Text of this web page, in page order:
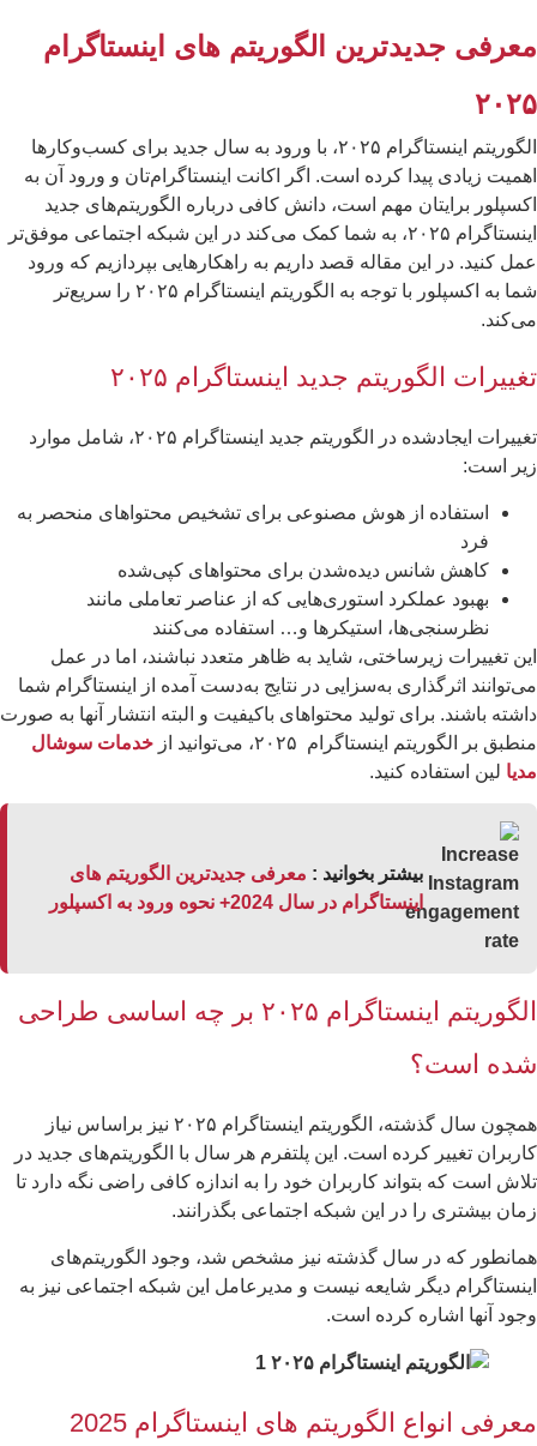
جدیدترین الگوریتم های اینستاگرام
الگوریتم اینستاگرام ۲۰۲۵، با ورود به سال جدید برای کسب‌وکارها
زیادی پیدا کرده است. اگر اکانت اینستاگرام‌تان و ورود آن به
برایتان مهم است، دانش کافی درباره الگوریتم‌های جدید
اینستاگرام ۲۰۲۵، به شما کمک می‌کند در این شبکه اجتماعی موفق‌تر
کنید. در این مقاله قصد داریم به راهکارهایی بپردازیم که ورود
شما به اکسپلور با توجه به الگوریتم اینستاگرام ۲۰۲۵ را سریع‌تر
الگوریتم جدید اینستاگرام ۲۰۲۵
تغییرات ایجادشده در الگوریتم جدید اینستاگرام ۲۰۲۵، شامل موارد
است:
استفاده از هوش مصنوعی برای تشخیص محتواهای منحصر به
فرد
کاهش شانس دیده‌شدن برای محتواهای کپی‌شده
بهبود عملکرد استوری‌هایی که از عناصر تعاملی مانند
نظرسنجی‌ها، استیکرها و… استفاده می‌کنند
تغییرات زیرساختی، شاید به ظاهر متعدد نباشند، اما در عمل
اثرگذاری به‌سزایی در نتایج به‌دست آمده از اینستاگرام شما
باشند. برای تولید محتواهای باکیفیت و البته انتشار آنها به صورت
بر الگوریتم اینستاگرام ۲۰۲۵، می‌توانید از
خدمات سوشال
لین استفاده کنید.
بیشتر بخوانید : معرفی جدیدترین الگوریتم های
اینستاگرام در سال 2024+ نحوه ورود به اکسپلور
الگوریتم اینستاگرام ۲۰۲۵ بر چه اساسی طراحی
است؟
همچون سال گذشته، الگوریتم اینستاگرام ۲۰۲۵ نیز براساس نیاز
تغییر کرده است. این پلتفرم هر سال با الگوریتم‌های جدید در
است که بتواند کاربران خود را به اندازه کافی راضی نگه‌ دارد تا
بیشتری را در این شبکه اجتماعی بگذرانند.
که در سال گذشته نیز مشخص شد، وجود الگوریتم‌های
دیگر شایعه نیست و مدیرعامل این شبکه اجتماعی نیز به
آنها اشاره کرده است.
انواع الگوریتم های اینستاگرام 2025